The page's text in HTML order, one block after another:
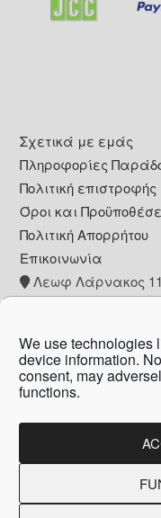
We use technologies
device information.
consent, may
functions.
Footer
Σχετικά με εμάς
Πληροφορίες
Πολιτική
Όροι και
Πολιτική Απορρήτου
Επικοινωνία
Λεωφ Λάρνακος